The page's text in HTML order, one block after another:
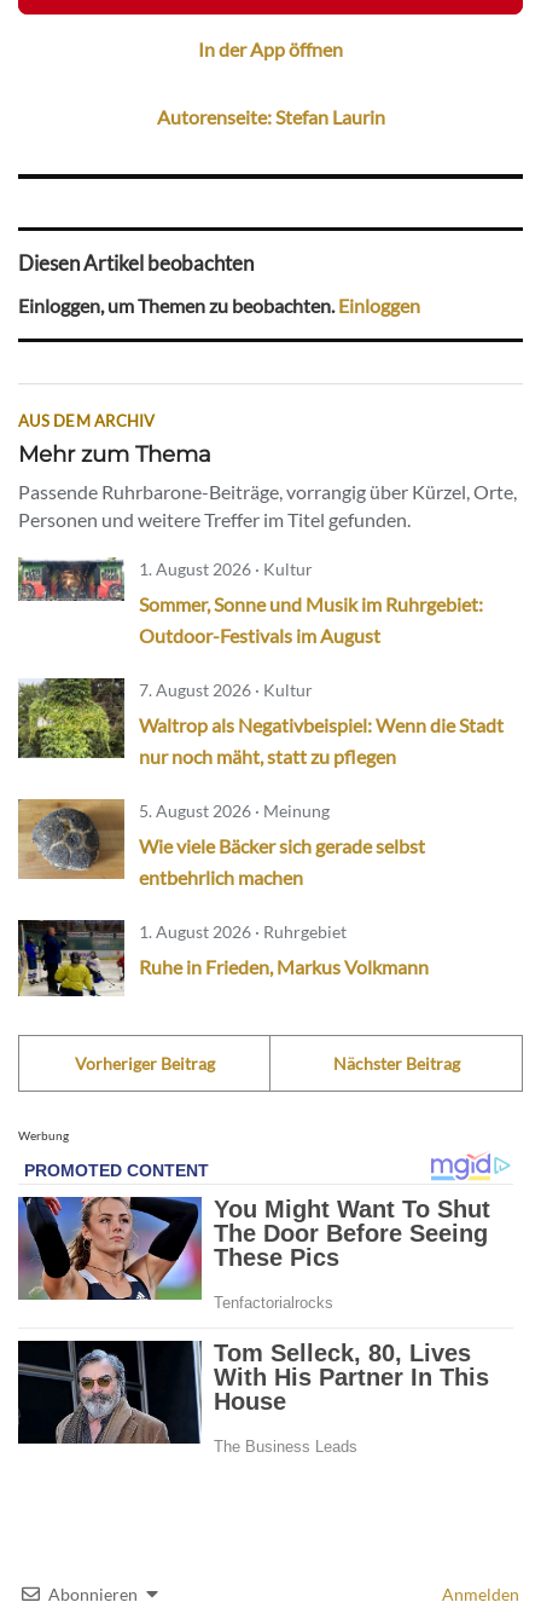
In der App öffnen
Autorenseite: Stefan Laurin
Diesen Artikel beobachten
Einloggen, um Themen zu beobachten.Einloggen
AUS DEM ARCHIV
Mehr zum Thema
Passende Ruhrbarone-Beiträge, vorrangig über Kürzel, Orte,
Personen und weitere Treffer im Titel gefunden.
1. August 2026 · Kultur
Sommer, Sonne und Musik im Ruhrgebiet:
Outdoor-Festivals im August
7. August 2026 · Kultur
Waltrop als Negativbeispiel: Wenn die Stadt
nur noch mäht, statt zu pflegen
5. August 2026 · Meinung
Wie viele Bäcker sich gerade selbst
entbehrlich machen
1. August 2026 · Ruhrgebiet
Ruhe in Frieden, Markus Volkmann
Vorheriger Beitrag Nächster Beitrag
Werbung
Abonnieren Anmelden